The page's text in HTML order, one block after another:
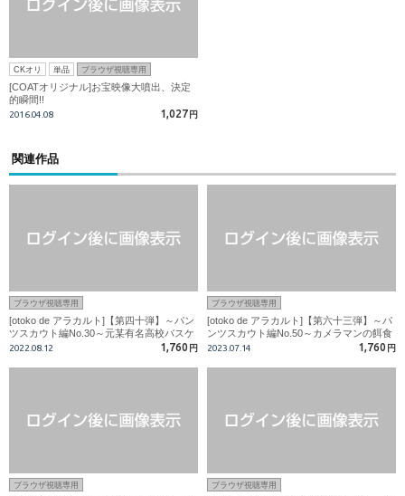
CKオリ 単品 ブラウザ視聴専用
[COATオリジナル]お宝映像大噴出、決定
的瞬間!!
2016.04.08 1,027 円
関連作品
ブラウザ視聴専用
[otoko de アラカルト]【第四十弾】～パン
ツスカウト編No.30～元某有名高校バスケ
部クールで幼げな顔に似合わず太い包茎チ
2022.08.12 1,760 円
ブラウザ視聴専用
[otoko de アラカルト]【第六十三弾】～パ
ンツスカウト編No.50～カメラマンの餌食
になった可愛い系男子学生！！ゴットハン
2023.07.14 1,760 円
ブラウザ視聴専用 ブラウザ視聴専用